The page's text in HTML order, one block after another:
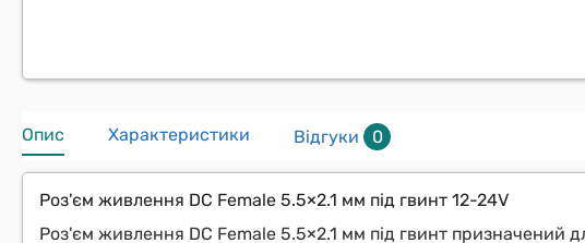
Опис Характеристики Відгуки 0
Роз'єм живлення DC Female 5.5×2.1 мм під гвинт 12-24V
Роз'єм живлення DC Female 5.5×2.1 мм під гвинт призначений